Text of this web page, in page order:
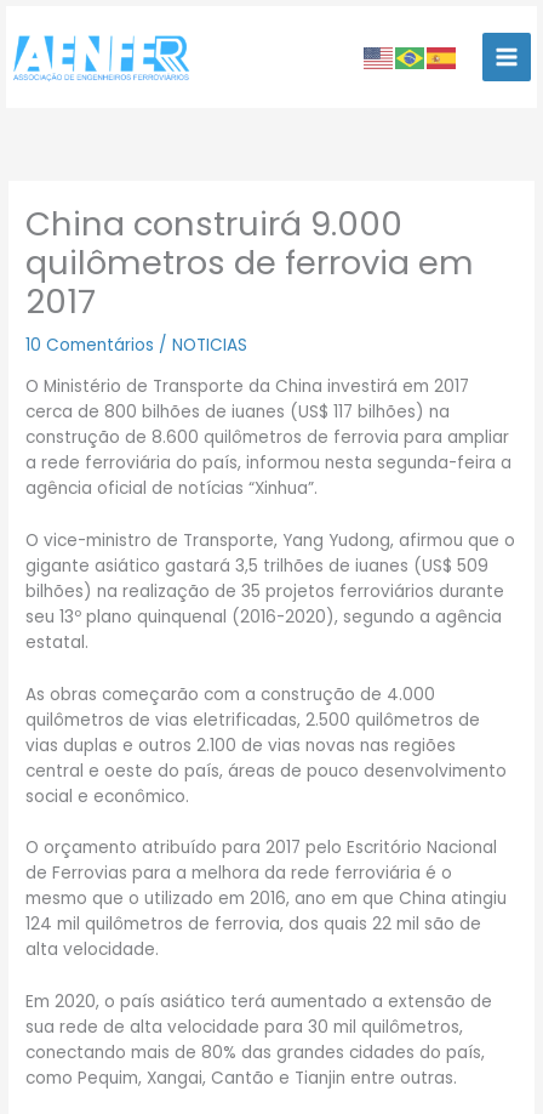
para
conteúdo
China construirá 9.000
quilômetros de ferrovia em
2017
10 Comentários /NOTICIAS
O Ministério de Transporte da China investirá em 2017
cerca de 800 bilhões de iuanes (US$ 117 bilhões) na
construção de 8.600 quilômetros de ferrovia para ampliar
a rede ferroviária do país, informou nesta segunda-feira a
agência oficial de notícias “Xinhua”.
O vice-ministro de Transporte, Yang Yudong, afirmou que o
gigante asiático gastará 3,5 trilhões de iuanes (US$ 509
bilhões) na realização de 35 projetos ferroviários durante
seu 13º plano quinquenal (2016-2020), segundo a agência
estatal.
As obras começarão com a construção de 4.000
quilômetros de vias eletrificadas, 2.500 quilômetros de
vias duplas e outros 2.100 de vias novas nas regiões
central e oeste do país, áreas de pouco desenvolvimento
social e econômico.
O orçamento atribuído para 2017 pelo Escritório Nacional
de Ferrovias para a melhora da rede ferroviária é o
mesmo que o utilizado em 2016, ano em que China atingiu
124 mil quilômetros de ferrovia, dos quais 22 mil são de
alta velocidade.
Em 2020, o país asiático terá aumentado a extensão de
sua rede de alta velocidade para 30 mil quilômetros,
conectando mais de 80% das grandes cidades do país,
como Pequim, Xangai, Cantão e Tianjin entre outras.